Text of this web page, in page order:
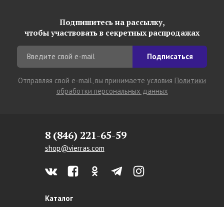
Подпишитесь на рассылку,
чтобы участвовать в секретных распродажах
Подписаться
Отправляя свой e-mail, вы принимаете условия Политики
обработки персональных данных
8 (846) 221-65-59
shop@vierras.com
Каталог